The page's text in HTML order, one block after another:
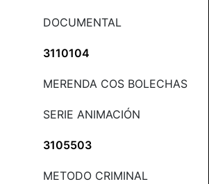
DOCUMENTAL
3110104
MERENDA COS BOLECHAS
SERIE ANIMACIÓN
3105503
METODO CRIMINAL